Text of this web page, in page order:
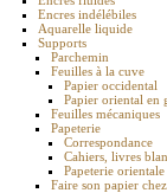
Encres indélébiles
Aquarelle liquide
Supports
Parchemin
Feuilles à la cuve
Papier occidental
Papier oriental en
Feuilles mécaniques
Papeterie
Correspondance
Cahiers, livres
Papeterie orientale
Faire son papier